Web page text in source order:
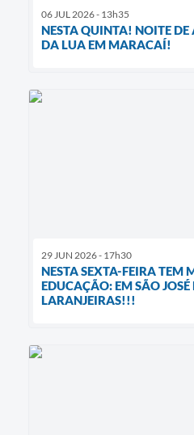
06 JUL 2026 - 13h35
NESTA QUINTA! NOITE
DA LUA EM MARACAÍ!
29 JUN 2026 - 17h30
NESTA SEXTA-FEIRA TEM
EDUCAÇÃO: EM SÃO JOSÉ
LARANJEIRAS!!!